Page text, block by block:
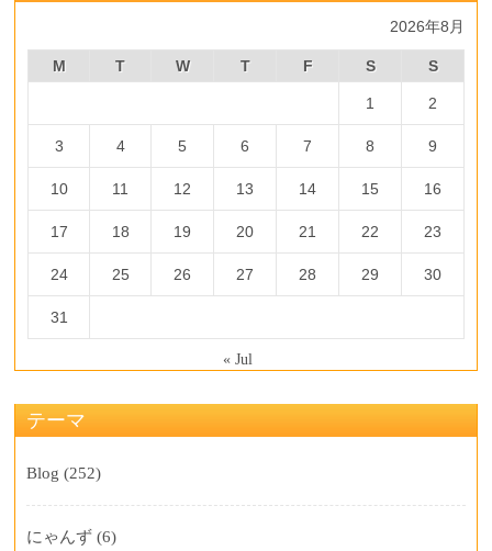
2026年8月
M T W T F S S
1 2
3 4 5 6 7 8 9
10 11 12 13 14 15 16
17 18 19 20 21 22 23
24 25 26 27 28 29 30
31
« Jul
テーマ
Blog (252)
にゃんず (6)